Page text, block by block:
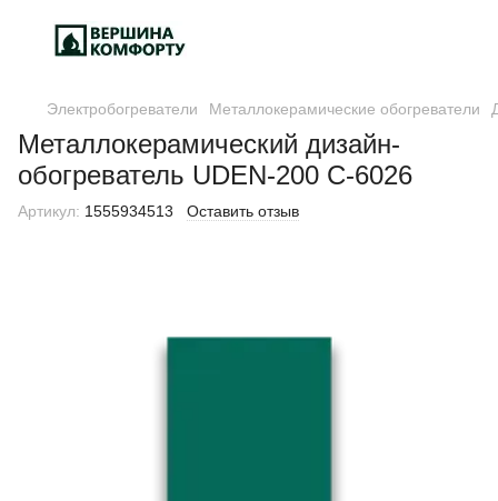
Электробогреватели Металлокерамические обогреватели
Металлокерамический дизайн-
обогреватель UDEN-200 C-6026
Артикул: 1555934513 Оставить отзыв